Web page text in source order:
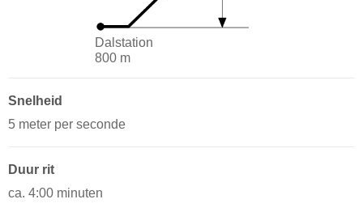
Dalstation
800 m
Snelheid
5 meter per seconde
Duur rit
ca. 4:00 minuten